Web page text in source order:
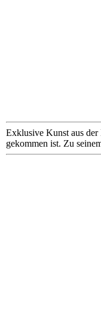
Exklusive Kunst aus
gekommen ist. Zu